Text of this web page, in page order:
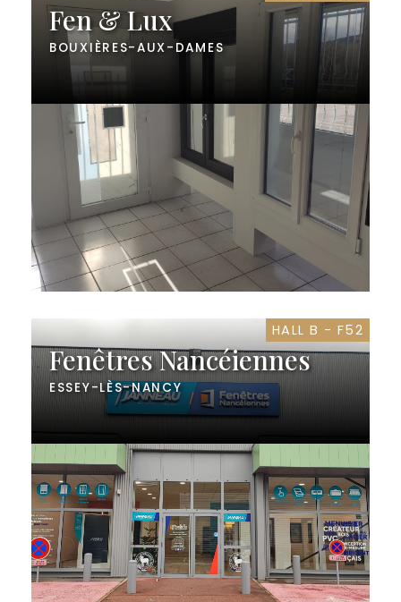
Fen & Lux
BOUXIÈRES-AUX-DAMES
HALL B - F52
Fenêtres Nancéiennes
ESSEY-LÈS-NANCY